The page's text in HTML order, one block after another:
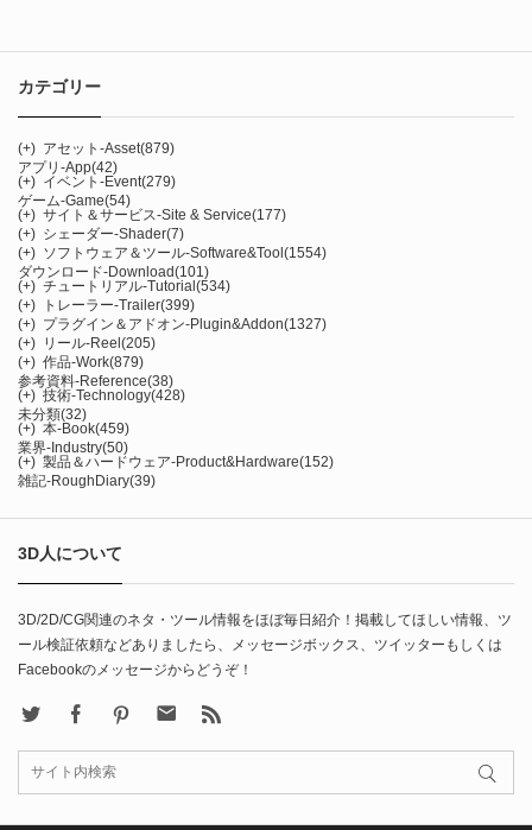
カテゴリー
(+) アセット-Asset(879)
アプリ-App(42)
(+) イベント-Event(279)
ゲーム-Game(54)
(+) サイト＆サービス-Site & Service(177)
(+) シェーダー-Shader(7)
(+) ソフトウェア＆ツール-Software&Tool(1554)
ダウンロード-Download(101)
(+) チュートリアル-Tutorial(534)
(+)
トレーラー-Trailer(399)
(+) プラグイン＆アドオン-Plugin&Addon(1327)
(+) リール-Reel(205)
(+) 作品-Work(879)
参考資料-Reference(38)
(+) 技術-Technology(428)
未分類(32)
(+) 本-Book(459)
業界-Industry(50)
(+) 製品＆ハードウェア-Product&Hardware(152)
雑記-RoughDiary(39)
3D人について
3D/2D/CG関連のネタ・ツール情報をほぼ毎日紹介！掲載してほしい情報、ツ
ール検証依頼などありましたら、メッセージボックス、ツイッターもしくは
Facebookのメッセージからどうぞ！
FacebookPinterest Contact